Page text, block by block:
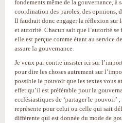
fondements même de la gouvernance, à
coordination des paroles, des opinions,
Il faudrait donc engager la réflexion
et autorité. Chacun sait que l’autorité
elle est perçue comme étant au service
assure la gouvernance.
Je veux par contre insister ici sur
pour dire les choses autrement sur
possible le pouvoir que les textes vous
effet qu’il est préférable pour la
ecclésiastiques de ‘partager le pouvoir’
représente pour celui ou celle qui sait
différente qui est donnée du mode de